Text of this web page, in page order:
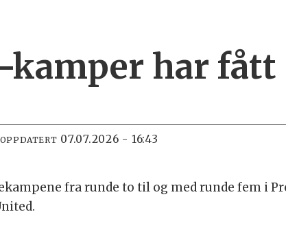
kamper har
07.07.2026 - 16:43
fra runde to til og med runde fem i